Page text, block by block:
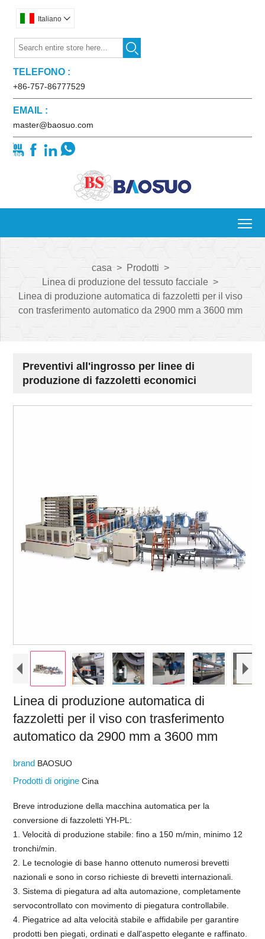
Italiano 

TELEFONO :
+86-757-86777529
EMAIL :
master@baosuo.com
   
casa > Prodotti >
Linea di produzione del tessuto facciale >
Linea di produzione automatica di fazzoletti per il viso
con trasferimento automatico da 2900 mm a 3600 mm
Preventivi all'ingrosso per linee di
produzione di fazzoletti economici
Linea di produzione automatica di
fazzoletti per il viso con trasferimento
automatico da 2900 mm a 3600 mm
brand BAOSUO
Prodotti di origineCina
Breve introduzione della macchina automatica per la
conversione di fazzoletti YH-PL:
1. Velocità di produzione stabile: fino a 150 m/min, minimo 12
tronchi/min.
2. Le tecnologie di base hanno ottenuto numerosi brevetti
nazionali e sono in corso richieste di brevetti internazionali.
3. Sistema di piegatura ad alta automazione, completamente
servocontrollato con movimento di piegatura controllabile.
4. Piegatrice ad alta velocità stabile e affidabile per garantire
prodotti ben piegati, ordinati e dall'aspetto elegante e raffinato.